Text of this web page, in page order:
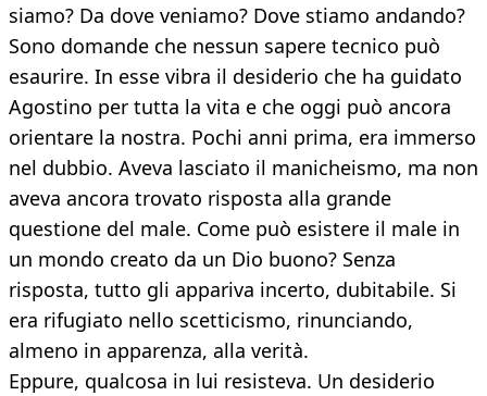
siamo? Da dove veniamo? Dove stiamo andando?
Sono domande che nessun sapere tecnico può
esaurire. In esse vibra il desiderio che ha guidato
Agostino per tutta la vita e che oggi può ancora
orientare la nostra. Pochi anni prima, era immerso
nel dubbio. Aveva lasciato il manicheismo, ma non
aveva ancora trovato risposta alla grande
questione del male. Come può esistere il male in
un mondo creato da un Dio buono? Senza
risposta, tutto gli appariva incerto, dubitabile. Si
era rifugiato nello scetticismo, rinunciando,
almeno in apparenza, alla verità.
Eppure, qualcosa in lui resisteva. Un desiderio